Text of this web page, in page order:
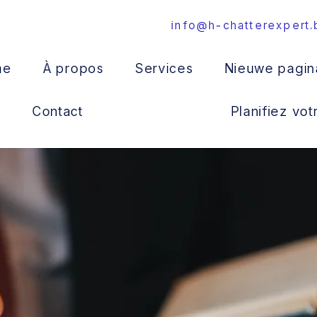
info@h-
À propos Services Nieuwe
Contact Planifiez